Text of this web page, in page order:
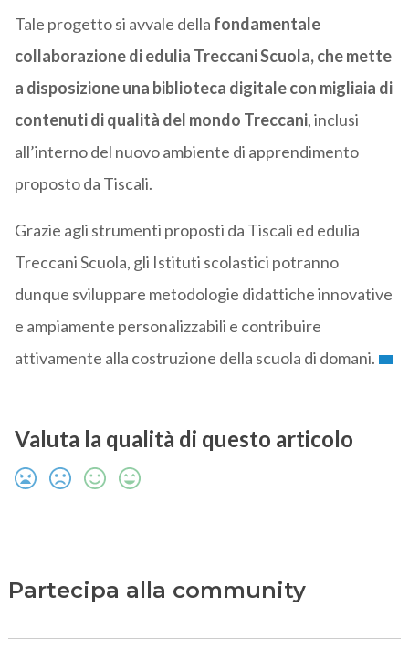
Tale progetto si avvale della fondamentale
collaborazione di edulia Treccani Scuola, che mette
a disposizioneuna biblioteca digitale con migliaia di
contenuti di qualità del mondo Treccani, inclusi
all’interno del nuovo ambiente di apprendimento
proposto da Tiscali.
Grazie agli strumenti proposti da Tiscali ed edulia
Treccani Scuola, gli Istituti scolastici potranno
dunque sviluppare metodologie didattiche innovative
e ampiamente personalizzabili e contribuire
attivamente alla costruzione della scuola di domani.
Valuta la qualità di questo articolo
Partecipa alla community